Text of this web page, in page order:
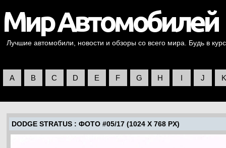
Лучшие автомобили, новости и обзоры со всего мира. Будь в
A B C D E F G H I J K
DODGE STRATUS : ФОТО #05/17 (1024 X 768 PX)